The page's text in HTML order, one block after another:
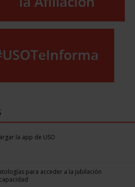
la app de USO
para acceder a la jubilación